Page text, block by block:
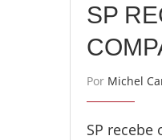
SP
Por Michel
SP